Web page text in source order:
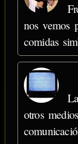
nos vemos
comidas
otros